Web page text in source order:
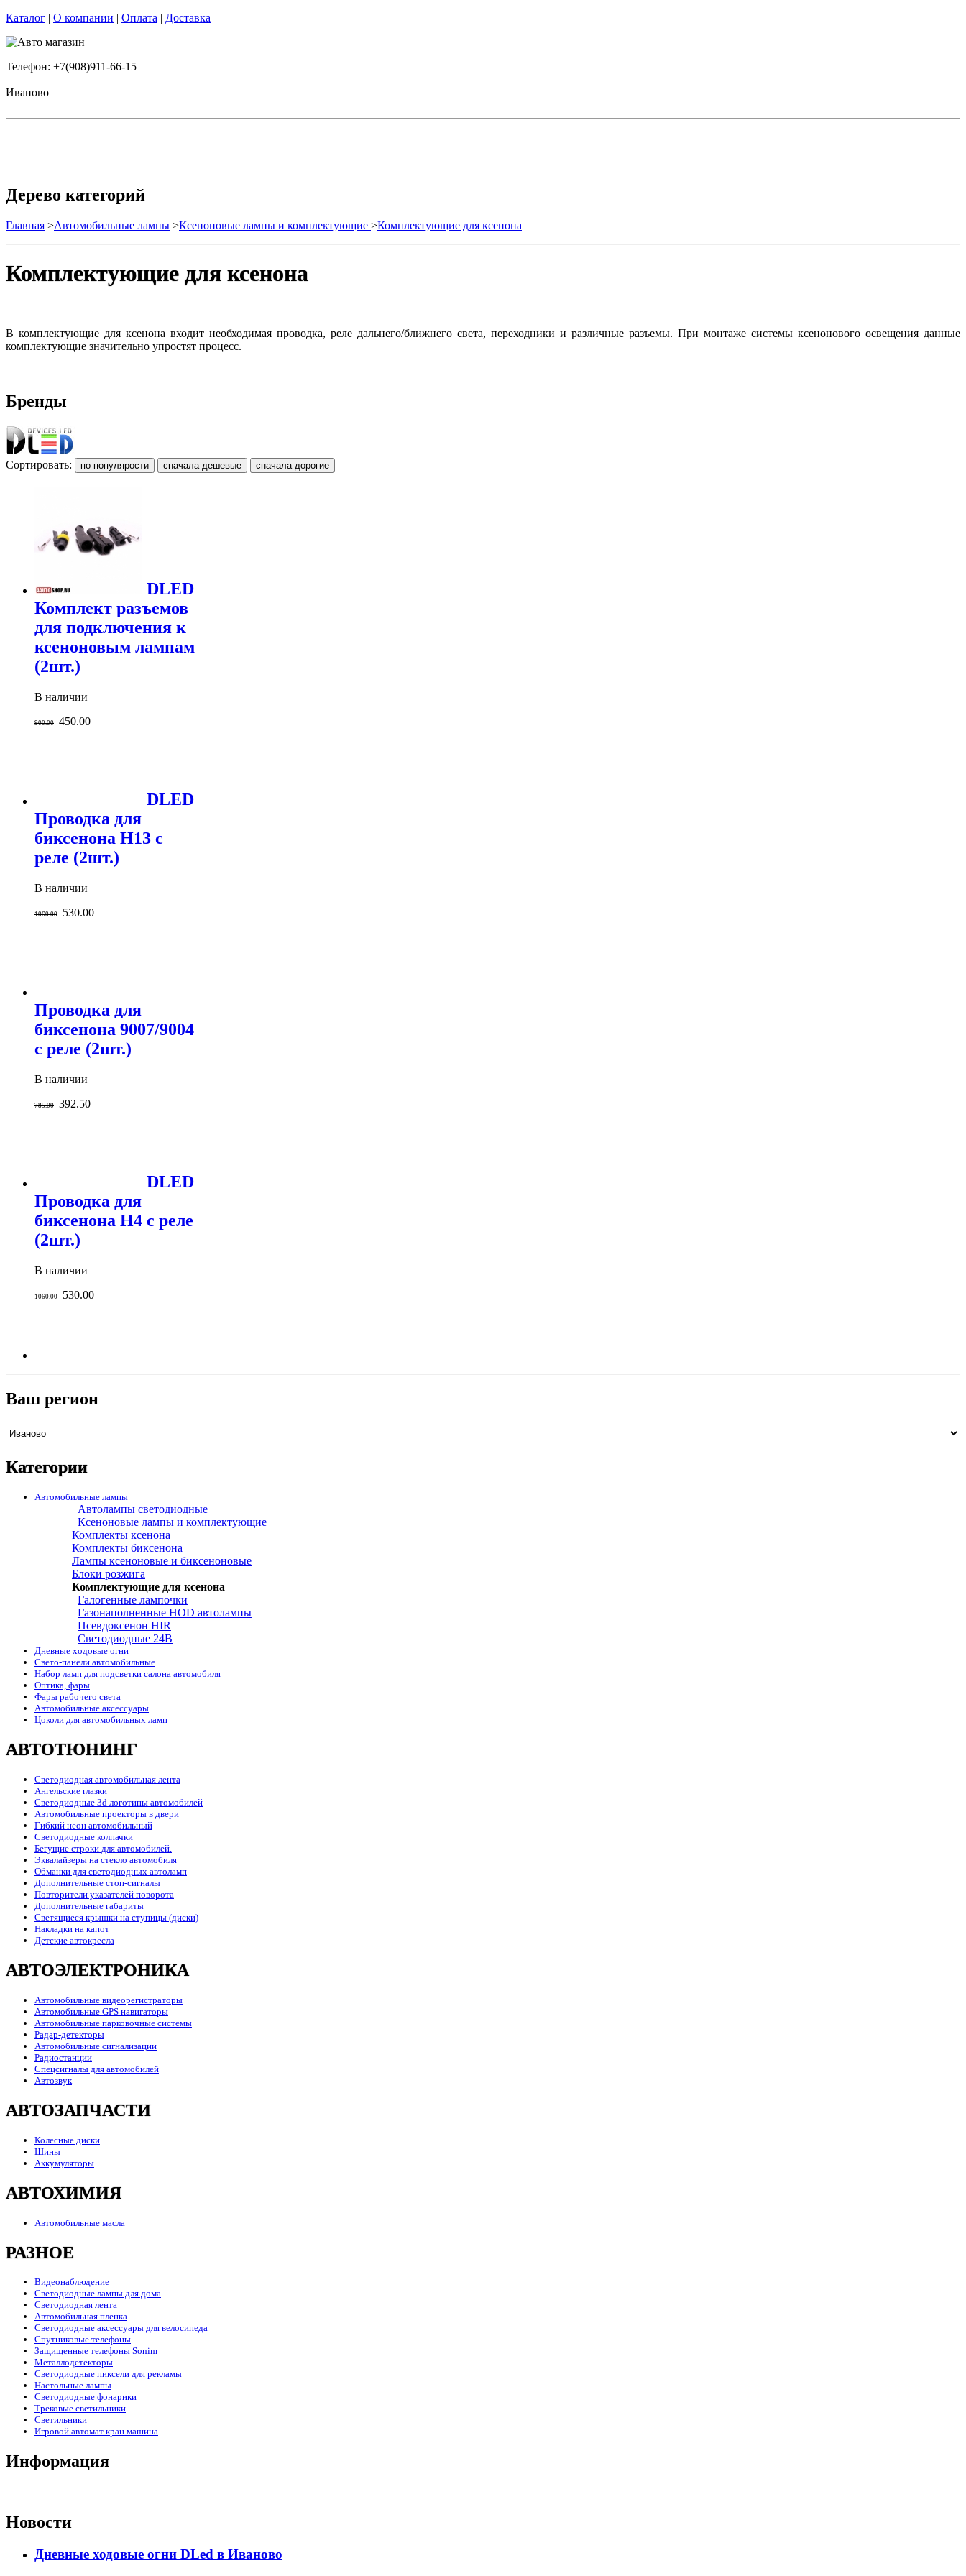
Каталог | О компании | Оплата | Доставка
Телефон: +7(908)911-66-15
Иваново
Дерево категорий
Главная >Автомобильные лампы >Ксеноновые лампы и комплектующие >Комплектующие для ксенона
Комплектующие для ксенона
В комплектующие для ксенона входит необходимая проводка, реле дальнего/ближнего света, переходники и различные разъемы. При монтаже системы ксенонового освещения данные
комплектующие значительно упростят процесс.
Бренды
Сортировать:
DLED
Комплект разъемов
для подключения к
ксеноновым лампам
(2шт.)
В наличии
900.00 450.00
DLED
Проводка для
биксенона H13 с
реле (2шт.)
В наличии
1060.00 530.00
Проводка для
биксенона 9007/9004
с реле (2шт.)
В наличии
785.00 392.50
DLED
Проводка для
биксенона H4 с реле
(2шт.)
В наличии
1060.00 530.00
Ваш регион
Категории
Автомобильные лампы
Автолампы светодиодные
Ксеноновые лампы и комплектующие
Комплекты ксенона
Комплекты биксенона
Лампы ксеноновые и биксеноновые
Блоки розжига
Комплектующие для ксенона
Галогенные лампочки
Газонаполненные HOD автолампы
Псевдоксенон HIR
Cветодиодные 24B
Дневные ходовые огни
Свето-панели автомобильные
Набор ламп для подсветки салона автомобиля
Оптика, фары
Фары рабочего света
Автомобильные аксессуары
Цоколи для автомобильных ламп
АВТОТЮНИНГ
Светодиодная автомобильная лента
Ангельские глазки
Светодиодные 3d логотипы автомобилей
Автомобильные проекторы в двери
Гибкий неон автомобильный
Светодиодные колпачки
Бегущие строки для автомобилей.
Эквалайзеры на стекло автомобиля
Обманки для светодиодных автоламп
Дополнительные стоп-сигналы
Повторители указателей поворота
Дополнительные габариты
Светящиеся крышки на ступицы (диски)
Накладки на капот
Детские автокресла
АВТОЭЛЕКТРОНИКА
Автомобильные видеорегистраторы
Автомобильные GPS навигаторы
Автомобильные парковочные системы
Радар-детекторы
Автомобильные сигнализации
Радиостанции
Спецсигналы для автомобилей
Автозвук
АВТОЗАПЧАСТИ
Колесные диски
Шины
Аккумуляторы
АВТОХИМИЯ
Автомобильные масла
РАЗНОЕ
Видеонаблюдение
Светодиодные лампы для дома
Светодиодная лента
Автомобильная пленка
Светодиодные аксессуары для велосипеда
Спутниковые телефоны
Защищенные телефоны Sonim
Металлодетекторы
Светодиодные пиксели для рекламы
Настольные лампы
Светодиодные фонарики
Трековые светильники
Светильники
Игровой автомат кран машина
Информация
Новости
Дневные ходовые огни DLed в Иваново